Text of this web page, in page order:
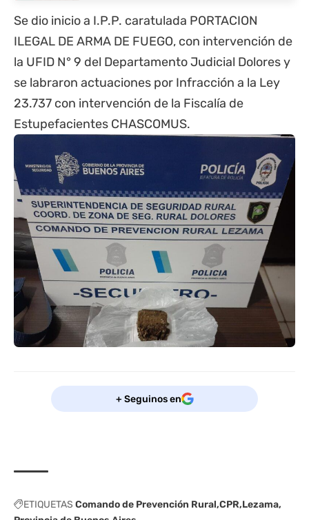
Se dio inicio a I.P.P. caratulada PORTACION
ILEGAL DE ARMA DE FUEGO, con intervención de
la UFID N° 9 del Departamento Judicial Doloresy
se labraron actuaciones por Infracción a la Ley
23.737 con intervención de la Fiscalía de
Estupefacientes CHASCOMUS.
+ Seguinos en
ETIQUETAS Comando de Prevención Rural CPR Lezama